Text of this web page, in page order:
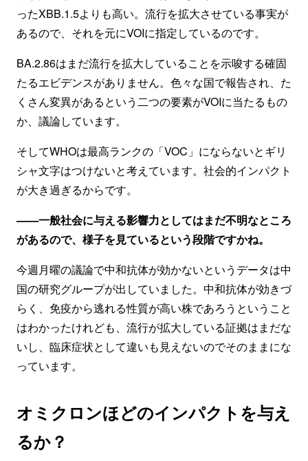
ったXBB.1.5よりも高い。流行を拡大させている事実が
あるので、それを元にVOIに指定しているのです。
BA.2.86はまだ流行を拡大していることを示唆する確固
たるエビデンスがありません。色々な国で報告され、た
くさん変異があるという二つの要素がVOIに当たるもの
か、議論しています。
そしてWHOは最高ランクの「VOC」にならないとギリ
シャ文字はつけないと考えています。社会的インパクト
が大き過ぎるからです。
——一般社会に与える影響力としてはまだ不明なところ
があるので、様子を見ているという段階ですかね。
今週月曜の議論で中和抗体が効かないというデータは中
国の研究グループが出していました。中和抗体が効きづ
らく、免疫から逃れる性質が高い株であろうということ
はわかったけれども、流行が拡大している証拠はまだな
いし、臨床症状として違いも見えないのでそのままにな
っています。
オミクロンほどのインパクトを与え
るか？